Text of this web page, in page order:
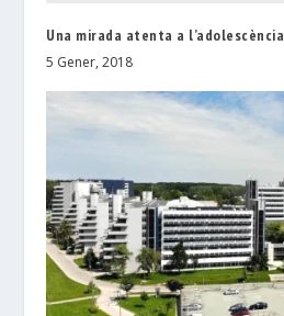
Una mirada atenta a l’adolescència
5 Gener, 2018